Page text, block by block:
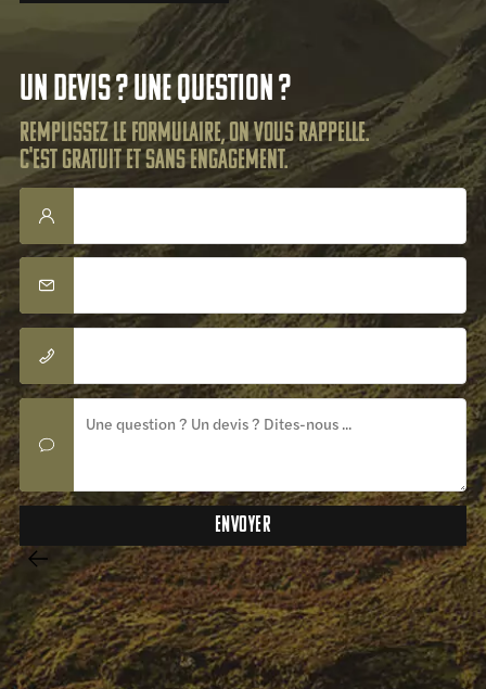
Un devis ? Une question ?
Remplissez le formulaire, on vous rappelle.
C'est gratuit et sans engagement.